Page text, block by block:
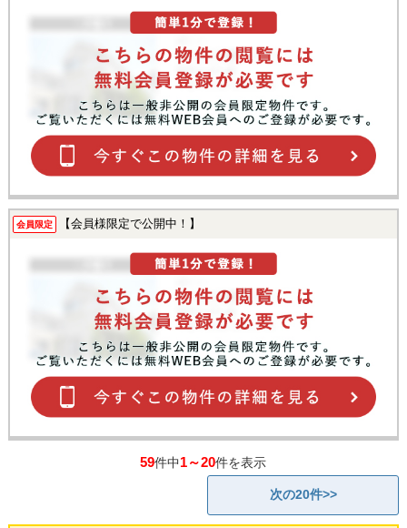
会員限定 【会員様限定で公開中！】
59件中1～20件を表示
次の20件>>